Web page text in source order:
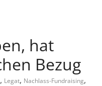
hat
Bezug
, Legat, Nachlass-Fundraising,